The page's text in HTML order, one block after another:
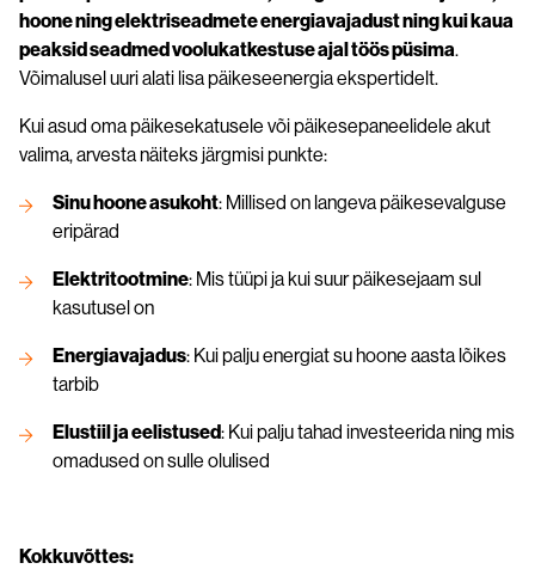
hoone ning elektriseadmete energiavajadust ning kui kaua
peaksid seadmed voolukatkestuse ajal töös püsima.
Võimalusel uuri alati lisa päikeseenergia ekspertidelt.
Kui asud oma päikesekatusele või päikesepaneelidele akut
valima, arvesta näiteks järgmisi punkte:
Sinu hoone asukoht: Millised on langeva päikesevalguse
eripärad
Elektritootmine: Mis tüüpi ja kui suur päikesejaam sul
kasutusel on
Energiavajadus: Kui palju energiat su hoone aasta lõikes
tarbib
Elustiil ja eelistused: Kui palju tahad investeerida ning mis
omadused on sulle olulised
Kokkuvõttes: